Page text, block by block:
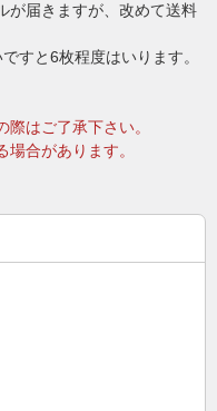
が届きますが、改めて送料
すと6枚程度はいります。
はご了承下さい。
合があります。